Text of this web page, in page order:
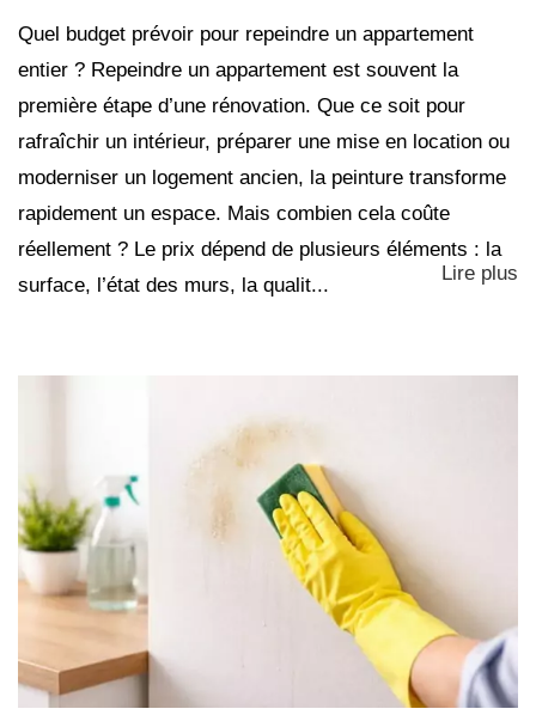
Quel budget prévoir pour repeindre un appartement
entier ? Repeindre un appartement est souvent la
première étape d’une rénovation. Que ce soit pour
rafraîchir un intérieur, préparer une mise en location ou
moderniser un logement ancien, la peinture transforme
rapidement un espace. Mais combien cela coûte
réellement ? Le prix dépend de plusieurs éléments : la
surface, l’état des murs, la qualit...
Lire plus